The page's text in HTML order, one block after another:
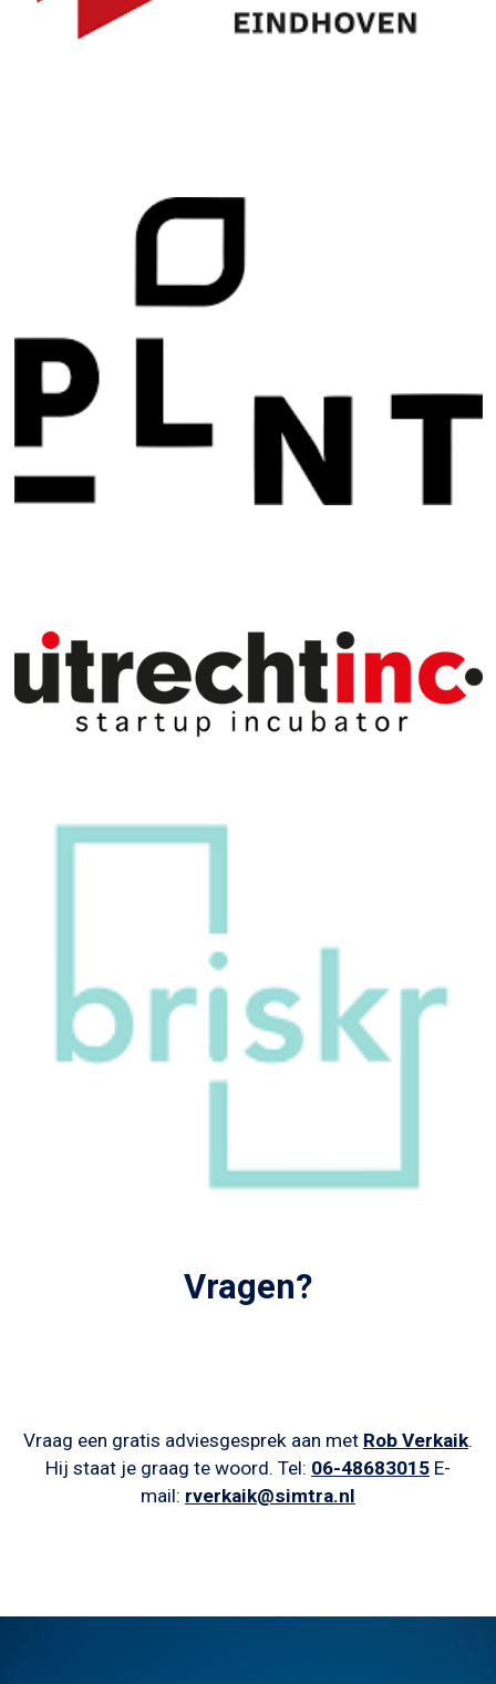
Vragen?
Vraag een gratis adviesgesprek aan met Rob Verkaik.
Hij staat je graag te woord. Tel: 06-48683015 E-
mail: rverkaik@simtra.nl